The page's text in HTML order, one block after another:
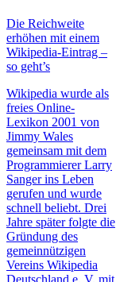
Die Reichweite
erhöhen mit einem
Wikipedia-Eintrag –
so geht’s
Wikipedia wurde als
freies Online-
Lexikon 2001 von
Jimmy Wales
gemeinsam mit dem
Programmierer Larry
Sanger ins Leben
gerufen und wurde
schnell beliebt. Drei
Jahre später folgte die
Gründung des
gemeinnützigen
Vereins Wikipedia
Deutschland e. V. mit